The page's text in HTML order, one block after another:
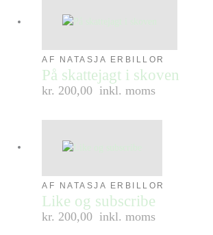
AF NATASJA ERBILLOR
På skattejagt i skoven
kr. 200,00 inkl. moms
AF NATASJA ERBILLOR
Like og subscribe
kr. 200,00 inkl. moms